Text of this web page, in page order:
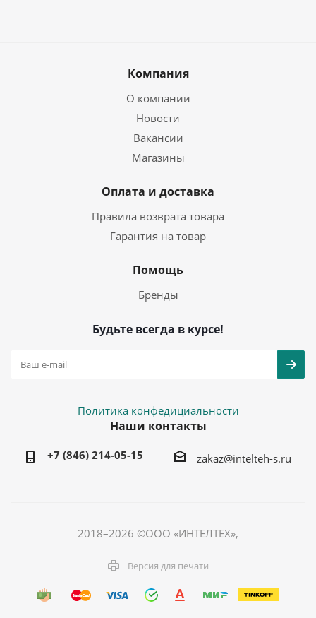
Компания
О компании
Новости
Вакансии
Магазины
Оплата и доставка
Правила возврата товара
Гарантия на товар
Помощь
Бренды
Будьте всегда в курсе!
Политика конфедициальности
Наши контакты
+7 (846) 214-05-15 zakaz@intelteh-s.ru
2018–2026 ©ООО «ИНТЕЛТЕХ»,
Версия для печати